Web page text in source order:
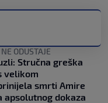
ODUSTAJE
Stručna greška
velikom
smrti Amire
apsolutnog dokaza